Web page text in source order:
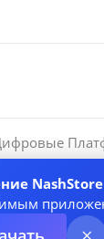
NashStore